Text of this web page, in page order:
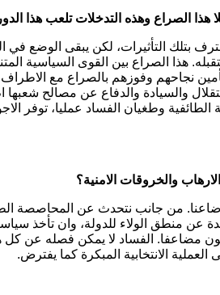
الصراع وهذه التدخلات تلعب هذا
يعترف بتلك التأثيرات، لكن يبقى
هذا الصراع بين القوى السياسية
نجاحهم وفوزهم بالصراع مع
والسيادة والدفاع عن مصالح
وطغيان الفساد عمليا، توفر
والخروقات الامنية؟
من جانب نتحدث عن المحاصصة
عن منطق الولاء للدولة، وان تأخذ
مضاعفا. الفساد لا يمكن فصله عن
الانتخابية المبكرة كما يفترض.